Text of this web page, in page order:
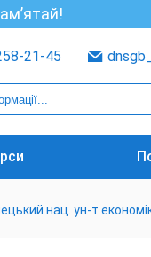
21-45
нац. ун-т